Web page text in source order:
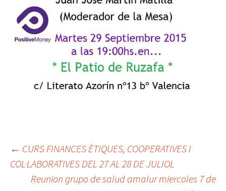
← CURS FINANCES ÈTIQUES, COOPERATIVES I
COL·LABORATIVES DEL 27 AL 28 DE JULIOL
Reunion grupo de salud amalur miercoles 7 de